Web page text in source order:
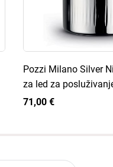
Pozzi Milano Silver
za led za
71,00 €